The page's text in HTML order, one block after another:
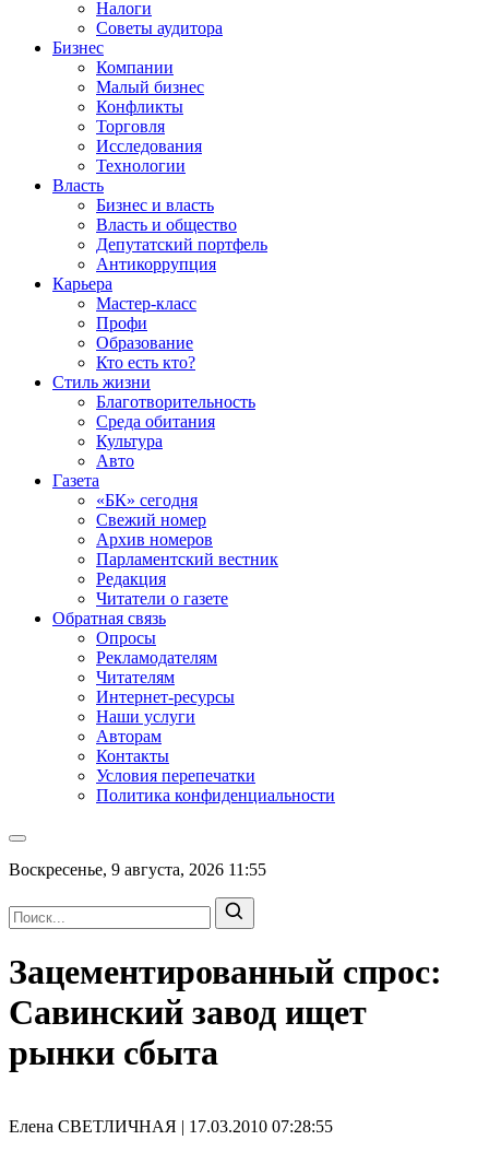
Налоги
Советы аудитора
Бизнес
Компании
Малый бизнес
Конфликты
Торговля
Исследования
Технологии
Власть
Бизнес и власть
Власть и общество
Депутатский портфель
Антикоррупция
Карьера
Мастер-класс
Профи
Образование
Кто есть кто?
Стиль жизни
Благотворительность
Среда обитания
Культура
Авто
Газета
«БК» сегодня
Свежий номер
Архив номеров
Парламентский вестник
Редакция
Читатели о газете
Обратная связь
Опросы
Рекламодателям
Читателям
Интернет-ресурсы
Наши услуги
Авторам
Контакты
Условия перепечатки
Политика конфиденциальности
Воскресенье, 9 августа, 2026 11:55
Зацементированный спрос:
Савинский завод ищет
рынки сбыта
Елена СВЕТЛИЧНАЯ | 17.03.2010 07:28:55